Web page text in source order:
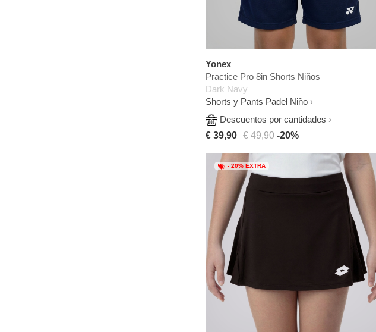
Yonex
Practice Pro 8in Shorts Niños
Dark Navy
Shorts y Pants Padel Niño
Descuentos por cantidades
€ 39,90 € 49,90 -20%
- 20% EXTRA